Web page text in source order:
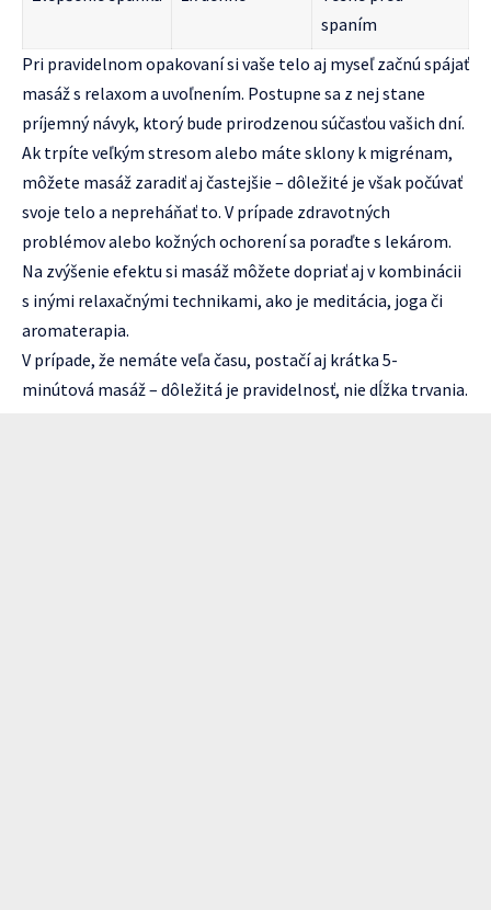
spaním
Pri pravidelnom opakovaní si vaše telo aj myseľ začnú spájať
masáž s relaxom a uvoľnením. Postupne sa z nej stane
príjemný návyk, ktorý bude prirodzenou súčasťou vašich dní.
Ak trpíte veľkým stresom alebo máte sklony k migrénam,
môžete masáž zaradiť aj častejšie – dôležité je však počúvať
svoje telo a nepreháňať to. V prípade zdravotných
problémov alebo kožných ochorení sa poraďte s lekárom.
Na zvýšenie efektu si masáž môžete dopriať aj v kombinácii
s inými relaxačnými technikami, ako je meditácia, joga či
aromaterapia.
V prípade, že nemáte veľa času, postačí aj krátka 5-
minútová masáž – dôležitá je pravidelnosť, nie dĺžka trvania.